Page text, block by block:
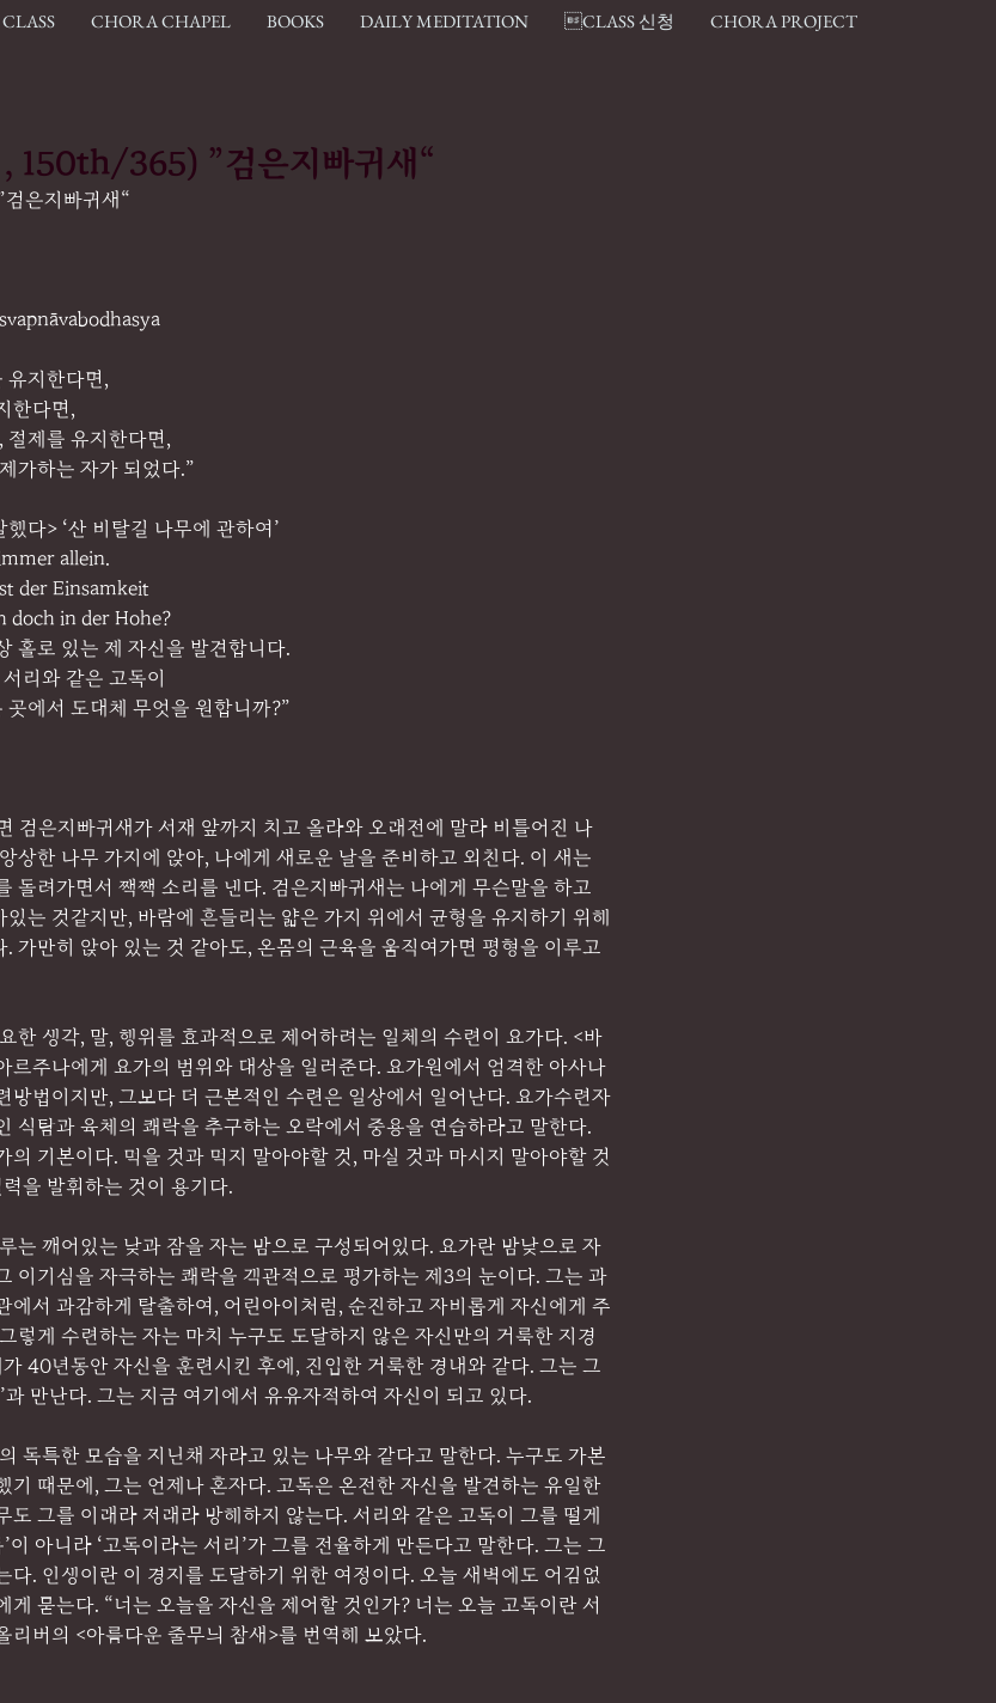
CHORA CHAPEL BOOKS DAILY MEDITATION CLASS 신청 CHORA PROJECT
150th/365) ”검은지빠귀새“
은지빠귀새“
지한다면,
한다면,
제를 유지한다면,
가하는 자가 되었다.”
다> ‘산 비탈길 나무에 관하여’
allein.
der Einsamkeit
doch in der Hohe?
홀로 있는 제 자신을 발견합니다.
리와 같은 고독이
에서 도대체 무엇을 원합니까?”
검은지빠귀새가 서재 앞까지 치고 올라와 오래전에 말라 비틀어진 나
상한 나무 가지에 앉아, 나에게 새로운 날을 준비하고 외친다. 이 새는
돌려가면서 짹짹 소리를 낸다. 검은지빠귀새는 나에게 무슨말을 하고
는 것같지만, 바람에 흔들리는 얇은 가지 위에서 균형을 유지하기 위해
가만히 앉아 있는 것 같아도, 온몸의 근육을 움직여가면 평형을 이루고
한 생각, 말, 행위를 효과적으로 제어하려는 일체의 수련이 요가다. <바
르주나에게 요가의 범위와 대상을 일러준다. 요가원에서 엄격한 아사나
방법이지만, 그보다 더 근본적인 수련은 일상에서 일어난다. 요가수련자
식탐과 육체의 쾌락을 추구하는 오락에서 중용을 연습하라고 말한다.
의 기본이다. 먹을 것과 먹지 말아야할 것, 마실 것과 마시지 말아야할 것
을 발휘하는 것이 용기다.
는 깨어있는 낮과 잠을 자는 밤으로 구성되어있다. 요가란 밤낮으로 자
이기심을 자극하는 쾌락을 객관적으로 평가하는 제3의 눈이다. 그는 과
에서 과감하게 탈출하여, 어린아이처럼, 순진하고 자비롭게 자신에게 주
렇게 수련하는 자는 마치 누구도 도달하지 않은 자신만의 거룩한 지경
40년동안 자신을 훈련시킨 후에, 진입한 거룩한 경내와 같다. 그는 그
과 만난다. 그는 지금 여기에서 유유자적하여 자신이 되고 있다.
독특한 모습을 지닌채 자라고 있는 나무와 같다고 말한다. 누구도 가본
기 때문에, 그는 언제나 혼자다. 고독은 온전한 자신을 발견하는 유일한
도 그를 이래라 저래라 방해하지 않는다. 서리와 같은 고독이 그를 떨게
이 아니라 ‘고독이라는 서리’가 그를 전율하게 만든다고 말한다. 그는 그
다. 인생이란 이 경지를 도달하기 위한 여정이다. 오늘 새벽에도 어김없
게 묻는다. “너는 오늘을 자신을 제어할 것인가? 너는 오늘 고독이란 서
리버의 <아름다운 줄무늬 참새>를 번역해 보았다.